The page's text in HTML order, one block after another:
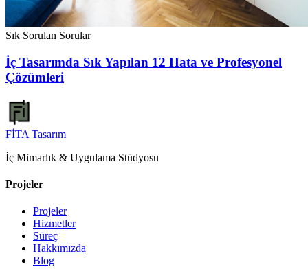
Sık Sorulan Sorular
İç Tasarımda Sık Yapılan 12 Hata ve Profesyonel
Çözümleri
FİTA Tasarım
İç Mimarlık & Uygulama Stüdyosu
Projeler
Projeler
Hizmetler
Süreç
Hakkımızda
Blog